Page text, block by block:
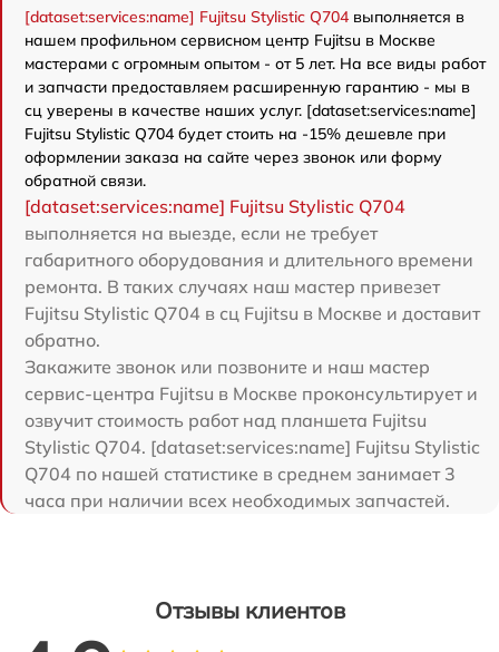
[dataset:services:name] Fujitsu Stylistic Q704 выполняется в
нашем профильном сервисном центр Fujitsu в Москве
мастерами с огромным опытом - от 5 лет. На все виды работ
и запчасти предоставляем расширенную гарантию - мы в
сц уверены в качестве наших услуг. [dataset:services:name]
Fujitsu Stylistic Q704 будет стоить на -15% дешевле при
оформлении заказа на сайте через звонок или форму
обратной связи.
[dataset:services:name] Fujitsu Stylistic Q704
выполняется на выезде, если не требует
габаритного оборудования и длительного времени
ремонта. В таких случаях наш мастер привезет
Fujitsu Stylistic Q704 в сц Fujitsu в Москве и доставит
обратно.
Закажите звонок или позвоните и наш мастер
сервис-центра Fujitsu в Москве проконсультирует и
озвучит стоимость работ над планшета Fujitsu
Stylistic Q704. [dataset:services:name] Fujitsu Stylistic
Q704 по нашей статистике в среднем занимает 3
часа при наличии всех необходимых запчастей.
Отзывы клиентов